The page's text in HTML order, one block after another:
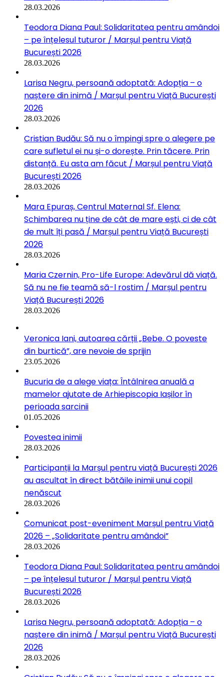
28.03.2026
Teodora Diana Paul: Solidaritatea pentru amândoi
– pe înțelesul tuturor / Marșul pentru Viață
București 2026
28.03.2026
Larisa Negru, persoană adoptată: Adopția – o
naștere din inimă / Marșul pentru Viață București
2026
28.03.2026
Cristian Budău: Să nu o împingi spre o alegere pe
care sufletul ei nu și-o dorește. Prin tăcere. Prin
distanță. Eu asta am făcut / Marșul pentru Viață
București 2026
28.03.2026
Mara Epuraș, Centrul Maternal Sf. Elena:
Schimbarea nu ține de cât de mare ești, ci de cât
de mult îți pasă / Marșul pentru Viață București
2026
28.03.2026
Maria Czernin, Pro-Life Europe: Adevărul dă viață.
Să nu ne fie teamă să-l rostim / Marșul pentru
Viață București 2026
28.03.2026
Veronica Iani, autoarea cărții „Bebe. O poveste
din burtică”, are nevoie de sprijin
23.05.2026
Bucuria de a alege viața: Întâlnirea anuală a
mamelor ajutate de Arhiepiscopia Iașilor în
perioada sarcinii
01.05.2026
Povestea inimii
28.03.2026
Participanții la Marșul pentru viață București 2026
au ascultat în direct bătăile inimii unui copil
nenăscut
28.03.2026
Comunicat post-eveniment Marșul pentru Viață
2026 – „Solidaritate pentru amândoi”
28.03.2026
Teodora Diana Paul: Solidaritatea pentru amândoi
– pe înțelesul tuturor / Marșul pentru Viață
București 2026
28.03.2026
Larisa Negru, persoană adoptată: Adopția – o
naștere din inimă / Marșul pentru Viață București
2026
28.03.2026